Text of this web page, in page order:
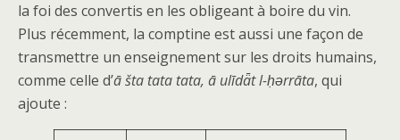
la foi des convertis en les obligeant à boire du vin.
Plus récemment, la comptine est aussi une façon de
transmettre un enseignement sur les droits humains,
comme celle d’ā šta tata tata, ā ulīdǟt l-ḥǝrrāta, qui
ajoute :